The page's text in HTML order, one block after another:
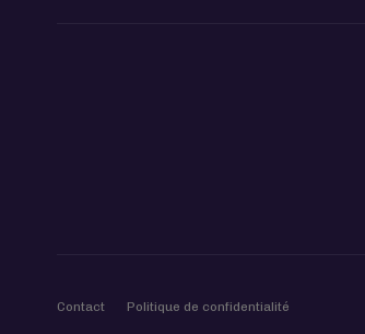
Contact Politique de confidentialité